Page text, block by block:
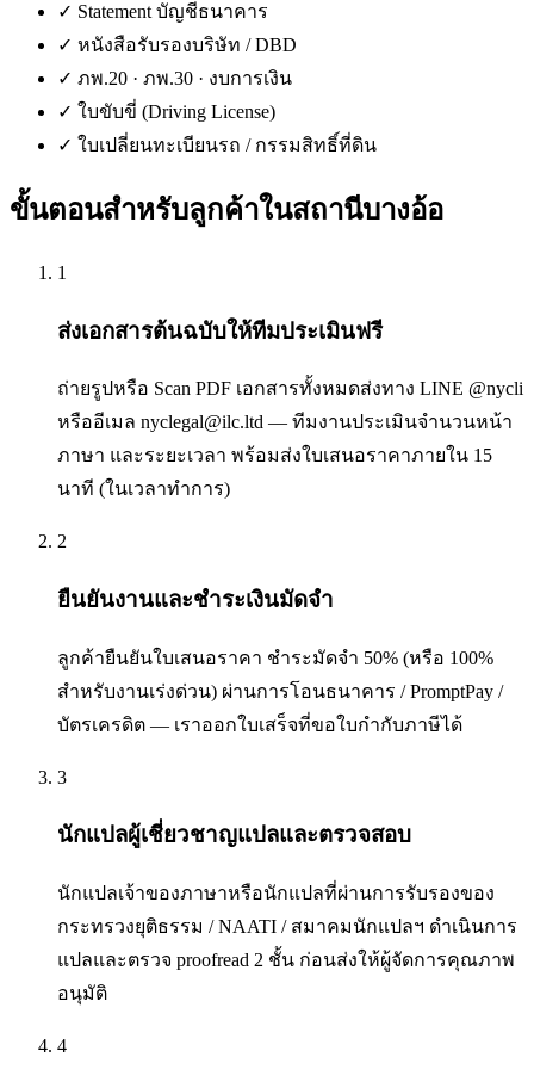
✓ Statement บัญชีธนาคาร
✓ หนังสือรับรองบริษัท / DBD
✓ ภพ.20 · ภพ.30 · งบการเงิน
✓ ใบขับขี่ (Driving License)
✓ ใบเปลี่ยนทะเบียนรถ / กรรมสิทธิ์ที่ดิน
ขั้นตอนสำหรับลูกค้าในสถานีบางอ้อ
1
ส่งเอกสารต้นฉบับให้ทีมประเมินฟรี
ถ่ายรูปหรือ Scan PDF เอกสารทั้งหมดส่งทาง LINE @nycli
หรืออีเมล nyclegal@ilc.ltd — ทีมงานประเมินจำนวนหน้า
ภาษา และระยะเวลา พร้อมส่งใบเสนอราคาภายใน 15
นาที (ในเวลาทำการ)
2
ยืนยันงานและชำระเงินมัดจำ
ลูกค้ายืนยันใบเสนอราคา ชำระมัดจำ 50% (หรือ 100%
สำหรับงานเร่งด่วน) ผ่านการโอนธนาคาร / PromptPay /
บัตรเครดิต — เราออกใบเสร็จที่ขอใบกำกับภาษีได้
3
นักแปลผู้เชี่ยวชาญแปลและตรวจสอบ
นักแปลเจ้าของภาษาหรือนักแปลที่ผ่านการรับรองของ
กระทรวงยุติธรรม / NAATI / สมาคมนักแปลฯ ดำเนินการ
แปลและตรวจ proofread 2 ชั้น ก่อนส่งให้ผู้จัดการคุณภาพ
อนุมัติ
4